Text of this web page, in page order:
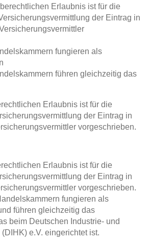
Erlaubnis ist für die
der Eintrag in
fungieren als
führen gleichzeitig das
Erlaubnis ist für die
der Eintrag in
vorgeschrieben.
Erlaubnis ist für die
der Eintrag in
vorgeschrieben.
fungieren als
führen gleichzeitig das
beim Deutschen Industrie- und
e.V. eingerichtet ist.